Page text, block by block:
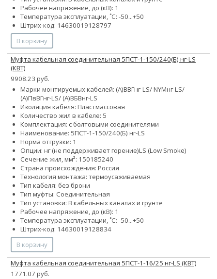
Рабочее напряжение, до (кВ): 1
Температура эксплуатации, ˚С: -50...+50
Штрих-код: 14630019128797
В корзину
Муфта кабельная соединительная 5ПСТ-1-150/240(Б) нг-LS
(КВТ)
9908.23 руб.
Марки монтируемых кабелей: (А)ВВГнг-LS/ NYMнг-LS/
(А)ПвВГнг-LS/ (А)ВБВнг-LS
Изоляция кабеля: Пластмассовая
Количество жил в кабеле: 5
Комплектация: с болтовыми соединителями
Наименование: 5ПСТ-1-150/240(Б) нг-LS
Норма отгрузки: 1
Опции: нг (не поддерживает горение)LS (Low Smoke)
Сечение жил, мм²: 150185240
Страна происхождения: Россия
Технология монтажа: термоусаживаемая
Тип кабеля: без брони
Тип муфты: Соединительная
Тип установки: В кабельных каналах и грунте
Рабочее напряжение, до (кВ): 1
Температура эксплуатации, ˚С: -50...+50
Штрих-код: 14630019128834
В корзину
Муфта кабельная соединительная 5ПСТ-1-16/25 нг-LS (КВТ)
1771.07 руб.